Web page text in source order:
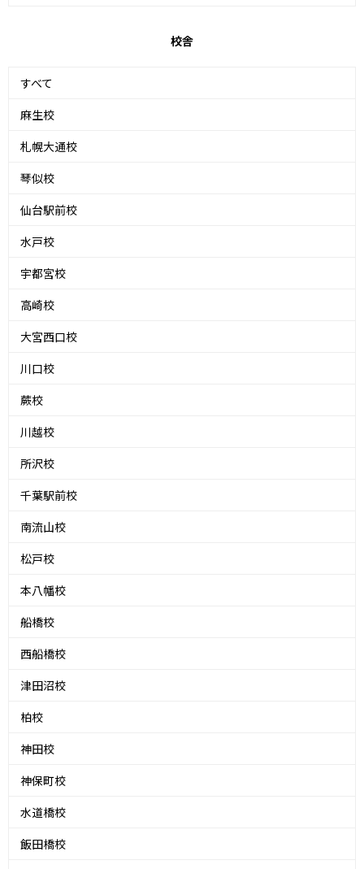
校舎
すべて
麻生校
札幌大通校
琴似校
仙台駅前校
水戸校
宇都宮校
高崎校
大宮西口校
川口校
蕨校
川越校
所沢校
千葉駅前校
南流山校
松戸校
本八幡校
船橋校
西船橋校
津田沼校
柏校
神田校
神保町校
水道橋校
飯田橋校